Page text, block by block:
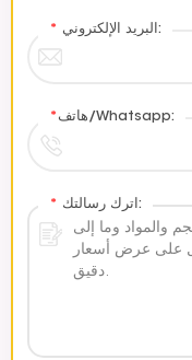
* البريد الإلكتروني:
* هاتف/Whatsapp:
* اترك رسالتك: